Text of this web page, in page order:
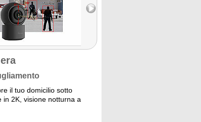
il tuo domicilio sotto
in 2K, visione notturna a